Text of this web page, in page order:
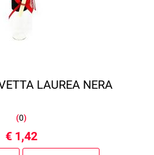
LAUREA NERA
(0)
€ 1,42